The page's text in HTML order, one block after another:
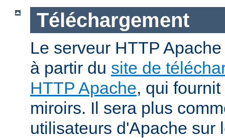
Téléchargement
Le serveur HTTP
à partir du site de
HTTP Apache, qui
miroirs. Il sera plus
utilisateurs d'Apache sur